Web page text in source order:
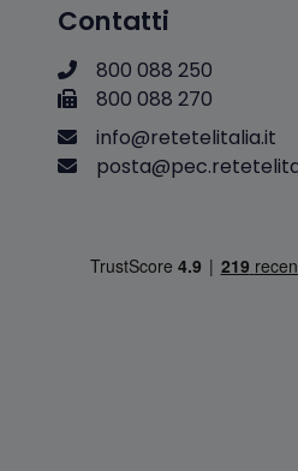
Contatti
800 088 250
800 088 270
info@retetelitalia.it
posta@pec.retetelit